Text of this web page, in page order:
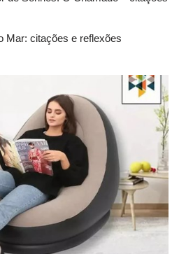
Mar: citações e reflexões